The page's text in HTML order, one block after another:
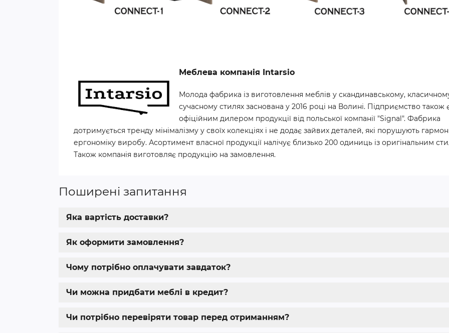
Меблева компанія Intarsio
Молода фабрика із виготовлення меблів у скандинавському,
сучасному стилях заснована у 2016 році на Волині. Підприємство також
офіційним дилером продукції від польської компанії "Signal". Фабрика
дотримується тренду мінімалізму у своїх колекціях і не додає зайвих деталей, які порушують
ергономіку виробу. Асортимент власної продукції налічує близько 200 одиниць із оригінальним
Також компанія виготовляє продукцію на замовлення.
Поширені запитання
Яка вартість доставки?
Як оформити замовлення?
Чому потрібно оплачувати завдаток?
Чи можна придбати меблі в кредит?
Чи потрібно перевіряти товар перед отриманням?